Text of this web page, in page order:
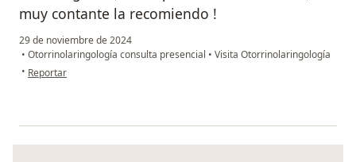
muy contante la recomiendo !
29 de noviembre de 2024
• Otorrinolaringología consulta presencial • Visita Otorrinolaringología
• en opinión del usuario AR
Reportar